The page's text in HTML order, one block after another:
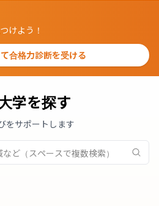
けよう！
合格力診断を受ける
学を探す
をサポートします